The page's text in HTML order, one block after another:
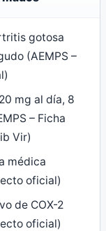
gotosa
(AEMPS –
mg al día, 8
– Ficha
Vir)
médica
oficial)
de COX-2
oficial)